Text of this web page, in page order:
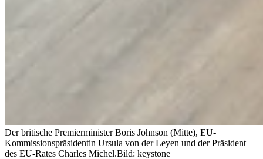
Der britische Premierminister Boris Johnson (Mitte), EU-
Kommissionspräsidentin Ursula von der Leyen und der Präsident
des EU-Rates Charles Michel.Bild: keystone